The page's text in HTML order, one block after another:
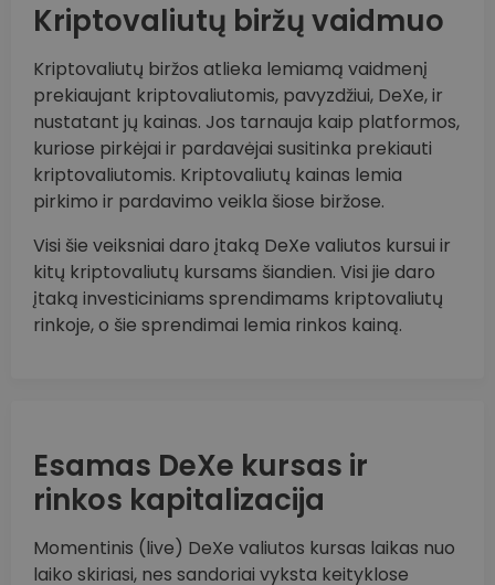
Kriptovaliutų biržų vaidmuo
Kriptovaliutų biržos atlieka lemiamą vaidmenį
prekiaujant kriptovaliutomis, pavyzdžiui, DeXe, ir
nustatant jų kainas. Jos tarnauja kaip platformos,
kuriose pirkėjai ir pardavėjai susitinka prekiauti
kriptovaliutomis. Kriptovaliutų kainas lemia
pirkimo ir pardavimo veikla šiose biržose.
Visi šie veiksniai daro įtaką DeXe valiutos kursui ir
kitų kriptovaliutų kursams šiandien. Visi jie daro
įtaką investiciniams sprendimams kriptovaliutų
rinkoje, o šie sprendimai lemia rinkos kainą.
Esamas DeXe kursas ir
rinkos kapitalizacija
Momentinis (live) DeXe valiutos kursas laikas nuo
laiko skiriasi, nes sandoriai vyksta keityklose